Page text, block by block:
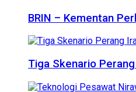
BRIN – Kementan
Tiga Skenario